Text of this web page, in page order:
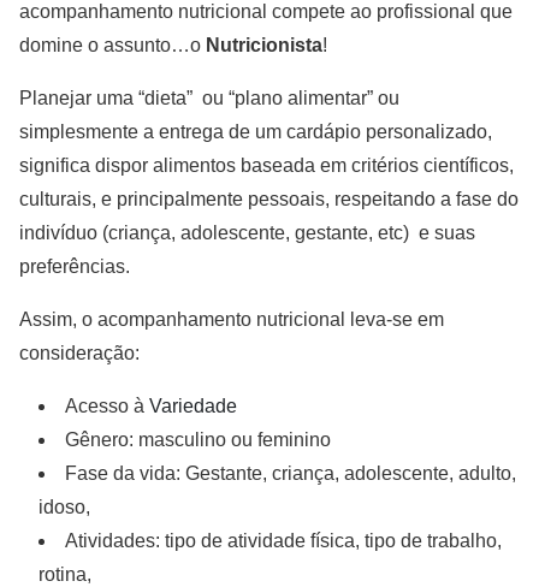
acompanhamento nutricional compete ao profissional que
domine o assunto…o Nutricionista!
Planejar uma “dieta” ou “plano alimentar” ou
simplesmente a entrega de um cardápio personalizado,
significa dispor alimentos baseada em critérios científicos,
culturais, e principalmente pessoais, respeitando a fase do
indivíduo (criança, adolescente, gestante, etc) e suas
preferências.
Assim, o acompanhamento nutricional leva-se em
consideração:
Acesso à Variedade
Gênero: masculino ou feminino
Fase da vida: Gestante, criança, adolescente, adulto,
idoso,
Atividades: tipo de atividade física, tipo de trabalho,
rotina,